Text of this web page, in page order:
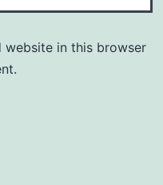
website in this browser